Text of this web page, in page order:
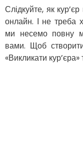
Слідкуйте, як
онлайн. І не треба
ми несемо повну
вами. Щоб
«Викликати кур’єра»
Авангард
Бабаи
Бахмач
Бармаки
Біла Церква
Білгород-